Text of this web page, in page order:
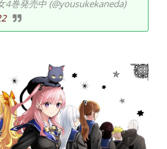
巻発売中 (@yousukekaneda)